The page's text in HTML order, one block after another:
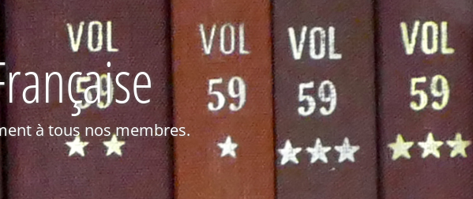
à tous nos membres.